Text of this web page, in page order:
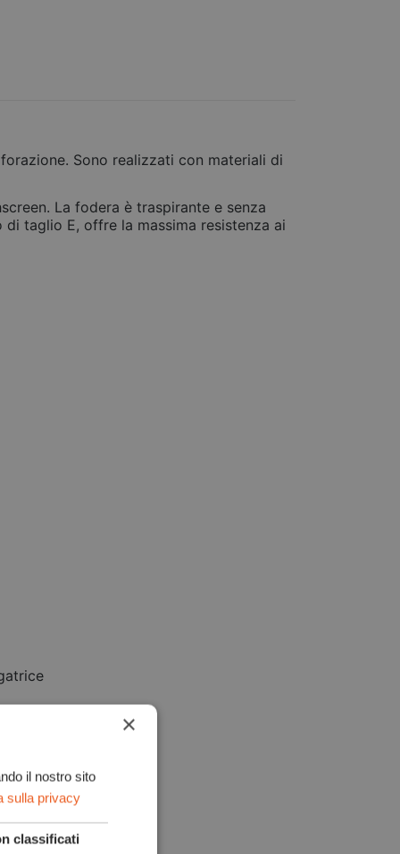
Sono realizzati con materiali di
La fodera è traspirante e senza
taglio E, offre la massima resistenza ai
×
il nostro sito
sulla privacy
classificati